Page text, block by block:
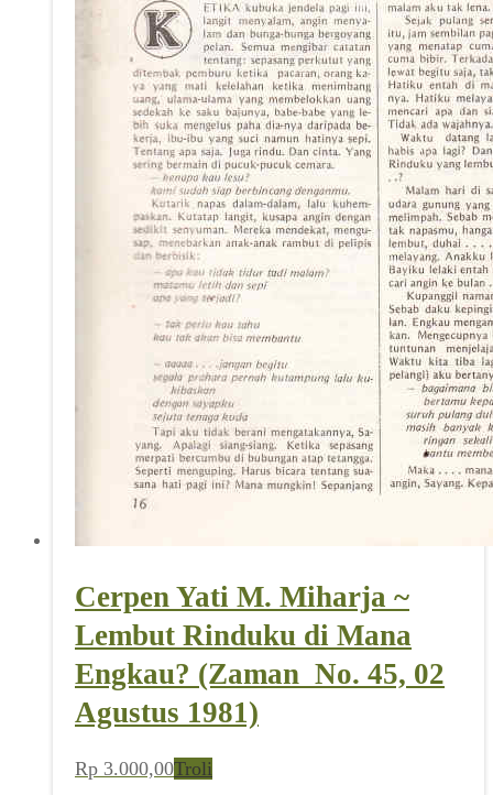
Cerpen Yati M. Miharja ~
Lembut Rinduku di Mana
Engkau? (Zaman_No. 45, 02
Agustus 1981)
Rp 3.000,00Troli